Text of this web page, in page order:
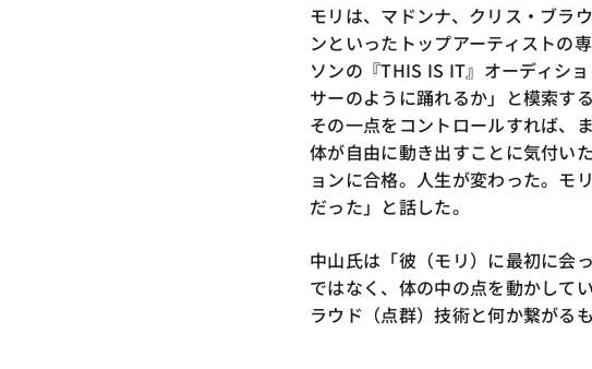
モリは、マドンナ、クリス・ブラ
ンといったトップアーティストの
ソンの『THIS IS IT』オーディシ
サーのように踊れるか」と模索す
その一点をコントロールすれば、
体が自由に動き出すことに気付い
ョンに合格。人生が変わった。モ
だった」と話した。
中山氏は「彼（モリ）に最初に会
ではなく、体の中の点を動かして
ラウド（点群）技術と何か繋がる